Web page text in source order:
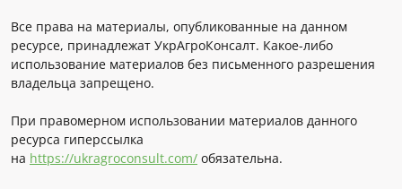
Все права на материалы, опубликованные на данном
ресурсе, принадлежат УкрАгроКонсалт. Какое-либо
использование материалов без письменного разрешения
владельца запрещено.
При правомерном использовании материалов данного
ресурса гиперссылка
на https://ukragroconsult.com/ обязательна.